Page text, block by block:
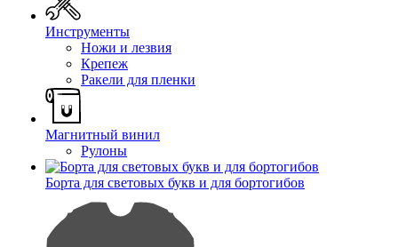
Инструменты
Ножи и лезвия
Крепеж
Ракели для пленки
Магнитный винил
Рулоны
Борта для световых букв и для бортогибов